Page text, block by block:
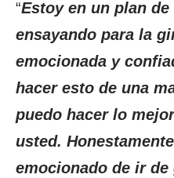
“Estoy en un plan
ensayando para la
emocionada y
hacer esto de una
puedo hacer lo
usted.
emocionado de ir